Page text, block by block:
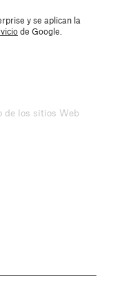
y se aplican la
de Google.
de los sitios Web